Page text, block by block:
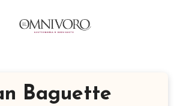
Baguette